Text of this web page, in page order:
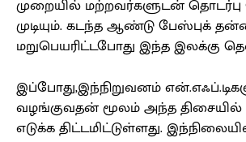
முறையில் மற்றவர்களுடன்
முடியும். கடந்த ஆண்டு பேஸ்புக்
மறுபெயரிட்டபோது இந்த இலக்கு
இப்போது,இந்நிறுவனம்
வழங்குவதன் மூலம் அந்த திசையில்
எடுக்க திட்டமிட்டுள்ளது.